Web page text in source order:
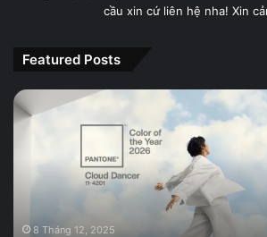
cầu xin cứ liên hệ nha! Xin
Featured Posts
PANTONE
11-
Màu
của 8 Tháng 12, 2025